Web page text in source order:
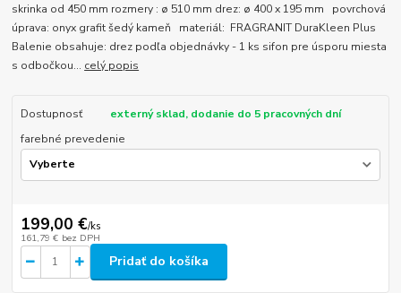
skrinka od 450 mm rozmery : ø 510 mm drez: ø 400 x 195 mm povrchová
úprava: onyx grafit šedý kameň materiál: FRAGRANIT DuraKleen Plus
Balenie obsahuje: drez podľa objednávky - 1 ks sifon pre úsporu miesta
s odbočkou... celý popis
Dostupnosť
externý sklad, dodanie do 5 pracovných dní
farebné prevedenie
199,00 €/ks
161,79 € bez DPH
Pridať do košíka